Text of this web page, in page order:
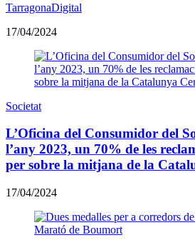
TarragonaDigital
17/04/2024
Societat
L’Oficina del Consumidor del
l’any 2023, un 70% de les
per sobre la mitjana de la
17/04/2024